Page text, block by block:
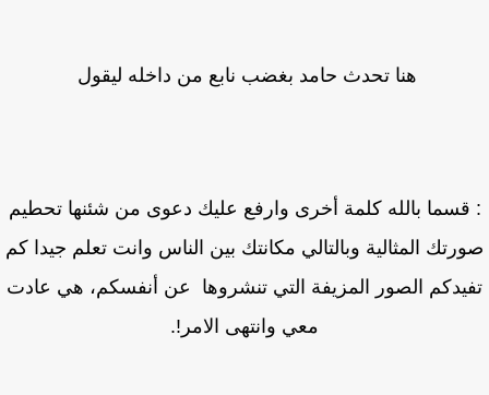
هنا تحدث حامد بغضب نابع من داخله ليقول
بالله كلمة أخرى وارفع عليك دعوى من شئنها تحطيم
المثالية وبالتالي مكانتك بين الناس وانت تعلم جيدا كم
الصور المزيفة التي تنشروها عن أنفسكم، هي عادت
معي وانتهى الامر!.